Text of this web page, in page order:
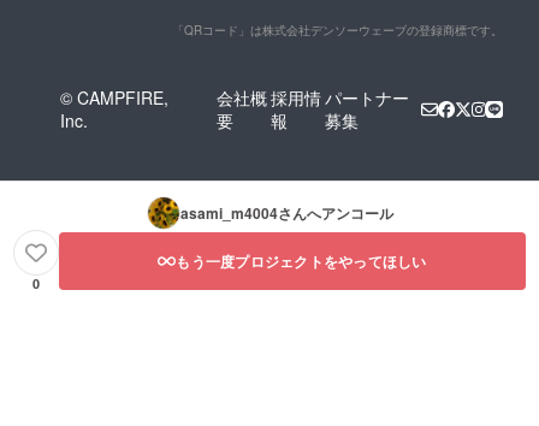
「QRコード」は株式会社デンソーウェーブの登録商標です。
© CAMPFIRE,
Inc.
会社概
要
採用情
報
パートナー
募集
asami_m4004さんへアンコール
0
もう一度プロジェクトをやってほしい